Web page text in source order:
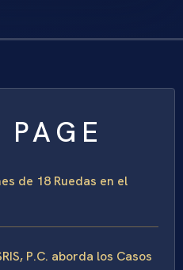
de 18 Ruedas en el
P.C. aborda los Casos